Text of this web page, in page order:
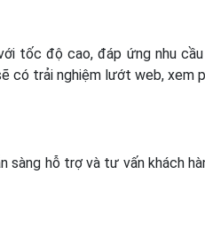
tốc độ cao, đáp ứng nhu
có trải nghiệm lướt web, xem
sàng hỗ trợ và tư vấn khách